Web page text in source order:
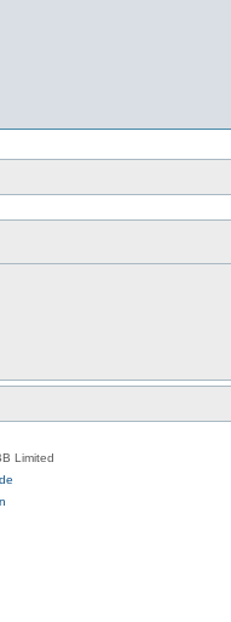
Limited